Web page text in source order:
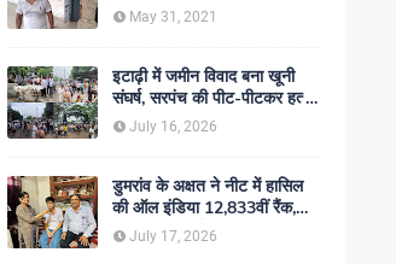
जेल- sent jail
May 31, 2021
इटाढ़ी में जमीन विवाद बना खूनी
संघर्ष, सरपंच की पीट-पीटकर हत्या;
दो बेटे घायल, सड़क जाम
July 16, 2026
डुमरांव के अक्षत ने नीट में हासिल
की ऑल इंडिया 12,833वीं रैंक,
ऑनलाइन पढ़ाई से रचा सफलता का
इतिहास
July 17, 2026